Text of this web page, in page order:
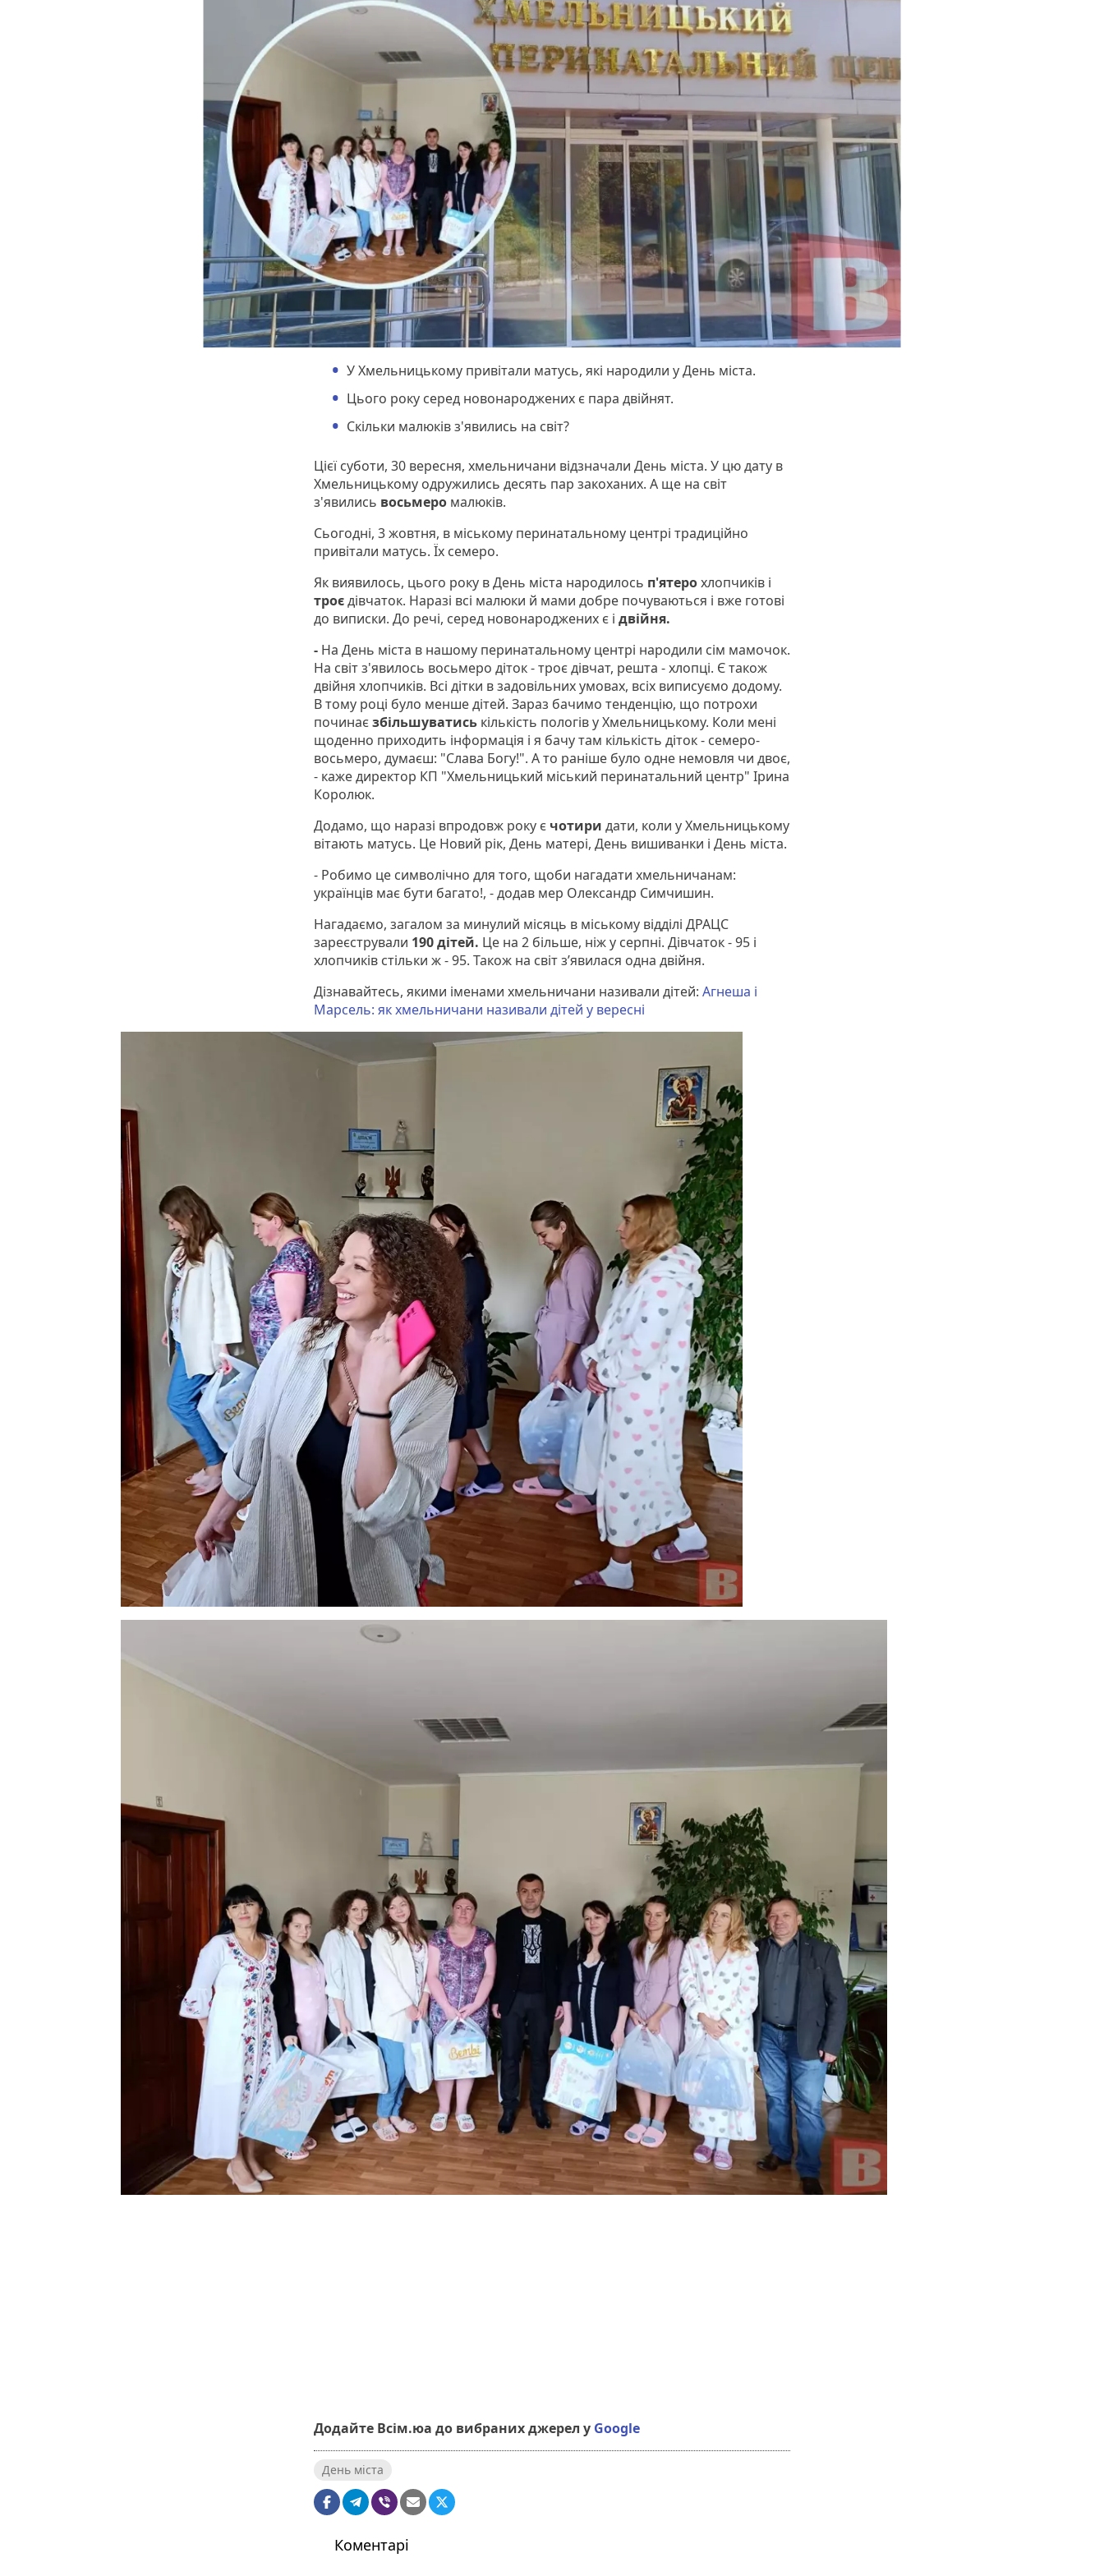
У Хмельницькому привітали матусь, які народили у День міста.
Цього року серед новонароджених є пара двійнят.
Скільки малюків з'явились на світ?
Цієї суботи, 30 вересня, хмельничани відзначали День міста. У цю дату в
Хмельницькому одружились десять пар закоханих. А ще на світ
з'явились восьмеро малюків.
Сьогодні, 3 жовтня, в міському перинатальному центрі традиційно
привітали матусь. Їх семеро.
Як виявилось, цього року в День міста народилось п'ятерохлопчиків і
троєдівчаток. Наразі всі малюки й мами добре почуваються і вже готові
до виписки. До речі, серед новонароджених є і двійня.
- На День міста в нашому перинатальному центрі народили сім мамочок.
На світ з'явилось восьмеро діток - троє дівчат, решта - хлопці. Є також
двійня хлопчиків. Всі дітки в задовільних умовах, всіх виписуємо додому.
В тому році було менше дітей. Зараз бачимо тенденцію, що потрохи
починаєзбільшуватись кількість пологів у Хмельницькому. Коли мені
щоденно приходить інформація і я бачу там кількість діток - семеро-
восьмеро, думаєш: "Слава Богу!". А то раніше було одне немовля чи двоє,
- каже директор КП "Хмельницький міський перинатальний центр" Ірина
Королюк.
Додамо, що наразі впродовж року є чотири дати, коли у Хмельницькому
вітають матусь. Це Новий рік, День матері, День вишиванки і День міста.
- Робимо це символічно для того, щоби нагадати хмельничанам:
українців має бути багато!, - додав мер Олександр Симчишин.
Нагадаємо, загалом за минулий місяць в міському відділі ДРАЦС
зареєстрували 190 дітей. Це на 2 більше, ніж у серпні. Дівчаток - 95 і
хлопчиків стільки ж - 95. Також на світ з’явилася одна двійня.
Дізнавайтесь, якими іменами хмельничани називали дітей: Агнеша і
Марсель: як хмельничани називали дітей у вересні
Додайте Всім.юа до вибраних джерел у Google
День міста
Коментарі